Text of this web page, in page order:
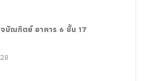
บัณฑิตย์ อาคาร 6 ชั้น 17